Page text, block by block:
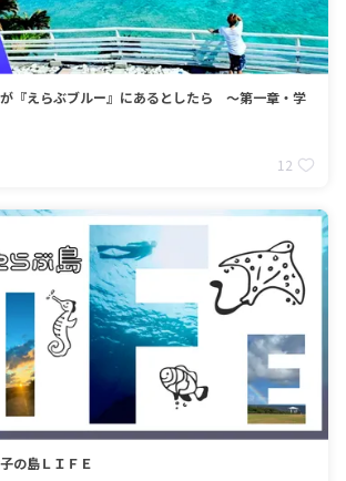
『えらぶブルー』にあるとしたら ～第一章・学
12
の島ＬＩＦＥ